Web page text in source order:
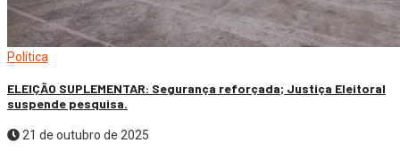
Política
ELEIÇÃO SUPLEMENTAR: Segurança reforçada; Justiça Eleitoral
suspende pesquisa.
21 de outubro de 2025